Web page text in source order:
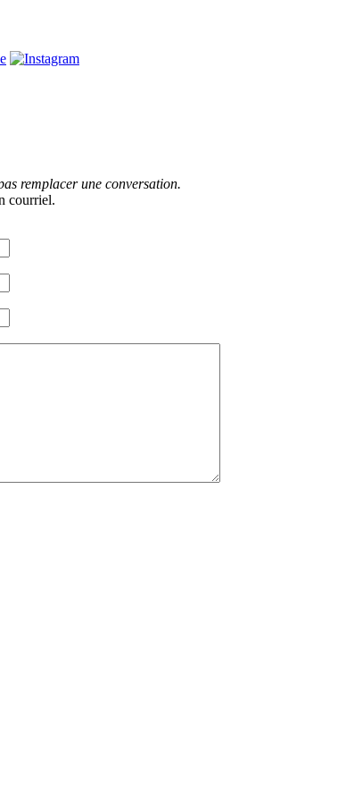
remplacer une conversation.
courriel.